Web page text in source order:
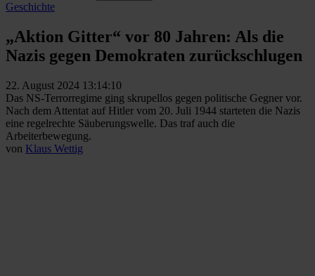
Geschichte
„Aktion Gitter“ vor 80 Jahren: Als die
Nazis gegen Demokraten zurückschlugen
22. August 2024 13:14:10
Das NS-Terrorregime ging skrupellos gegen politische Gegner vor.
Nach dem Attentat auf Hitler vom 20. Juli 1944 starteten die Nazis
eine regelrechte Säuberungswelle. Das traf auch die
Arbeiterbewegung.
von Klaus Wettig